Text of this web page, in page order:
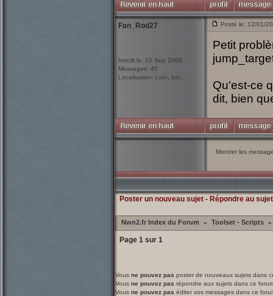
Fan_Rod27
Inscrit le: 10 Sep 2008
Messages: 45
Localisation: Loin, loin...
Posté le: 12/01/
Petit
Qu'est-ce
dit, bien
Montrer les
Poster un nouveau sujet- Répondre au sujet
Nwn2.fr Index du Forum » Toolset - Scripts »
Page 1sur 1
Vous ne pouvez pas poster de nouveaux sujets dans
Vous ne pouvez pas répondre aux sujets dans ce
Vous ne pouvez pas éditer vos messages dans ce